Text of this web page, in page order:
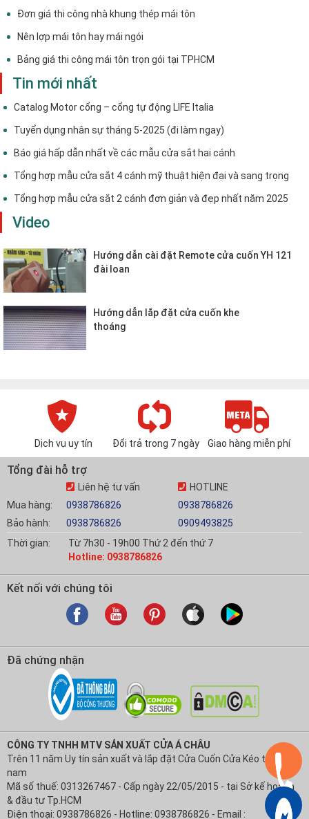
Đơn giá thi công nhà khung thép mái tôn
Nên lợp mái tôn hay mái ngói
Bảng giá thi công mái tôn trọn gói tại TPHCM
Tin mới nhất
Catalog Motor cổng – cổng tự động LIFE Italia
Tuyển dụng nhân sự tháng 5-2025 (đi làm ngay)
Báo giá hấp dẫn nhất về các mẫu cửa sắt hai cánh
Tổng hợp mẫu cửa sắt 4 cánh mỹ thuật hiện đại và sang trọng
Tổng hợp mẫu cửa sắt 2 cánh đơn giản và đẹp nhất năm 2025
Video
Hướng dẫn cài đặt Remote cửa cuốn YH 121
đài loan
Hướng dẫn lắp đặt cửa cuốn khe
thoáng
Dịch vụ uy tín Đổi trả trong 7 ngày Giao hàng miễn phí
Tổng đài hỗ trợ
Mua hàng:
Bảo hành:
Liên hệ tư vấn
0938786826
0938786826
HOTLINE
0938786826
0909493825
Thời gian:
Từ 7h30 - 19h00 Thứ 2 đến thứ 7
Hotline: 0938786826
Kết nối với chúng tôi
Đã chứng nhận
CÔNG TY TNHH MTV SẢN XUẤT CỬA Á CHÂU
Trên 11 năm Uy tín sản xuất và lắp đặt Cửa Cuốn Cửa Kéo tại Việt
nam
Mã số thuế: 0313267467 - Cấp ngày 22/05/2015 - tại Sở kế hoạch
& đầu tư Tp.HCM
Điện thoại: 0938786826 - Hotline: 0938786826 - Email :